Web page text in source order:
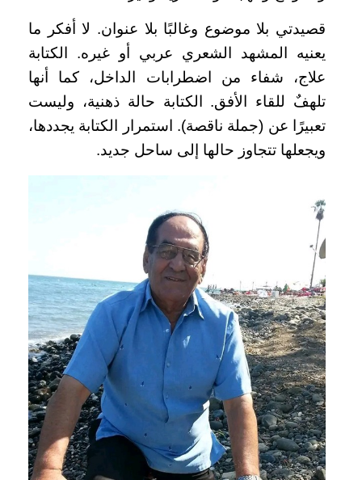
قصيدتي بلا موضوع وغالبًا بلا عنوان. لا أفكر ما
يعنيه المشهد الشعري عربي أو غيره. الكتابة
علاج، شفاء من اضطرابات الداخل، كما أنها
تلهفٌ للقاء الأفق. الكتابة حالة ذهنية، وليست
تعبيرًا عن (جملة ناقصة). استمرار الكتابة يجددها،
ويجعلها تتجاوز حالها إلى ساحل جديد.